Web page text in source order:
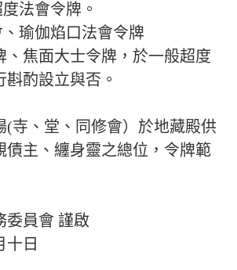
法會令牌。
瑜伽焰口法會令牌
、焦面大士令牌，於一般超度
酌設立與否。
(寺、堂、同修會）於地藏殿供
債主、纏身靈之總位，令牌範
委員會 謹啟
十日